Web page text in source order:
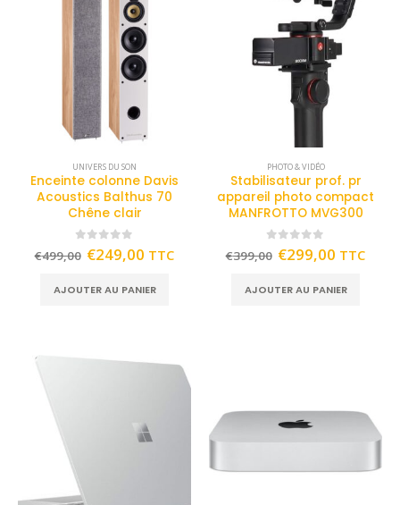
UNIVERS DU SON
Enceinte colonne Davis
Acoustics Balthus 70
Chêne clair
out of 5
€499,00 €249,00 TTC
AJOUTER AU PANIER
PHOTO & VIDÉO
Stabilisateur prof. pr
appareil photo compact
MANFROTTO MVG300
out of 5
€399,00 €299,00 TTC
AJOUTER AU PANIER